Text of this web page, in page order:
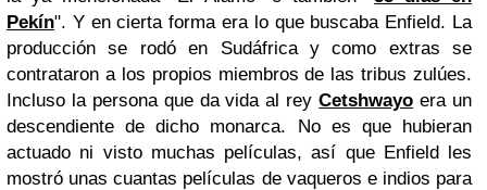
Pekín". Y en cierta forma era lo que buscaba Enfield. La
producción se rodó en Sudáfrica y como extras se
contrataron a los propios miembros de las tribus zulúes.
Incluso la persona que da vida al reyCetshwayo era un
descendiente de dicho monarca. No es que hubieran
actuado ni visto muchas películas, así que Enfield les
mostró unas cuantas películas de vaqueros e indios para